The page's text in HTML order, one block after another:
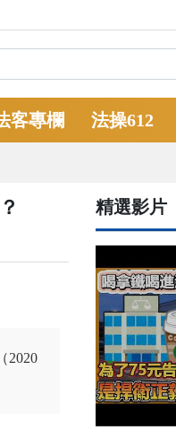
客專欄 法操612
2020
精選影片